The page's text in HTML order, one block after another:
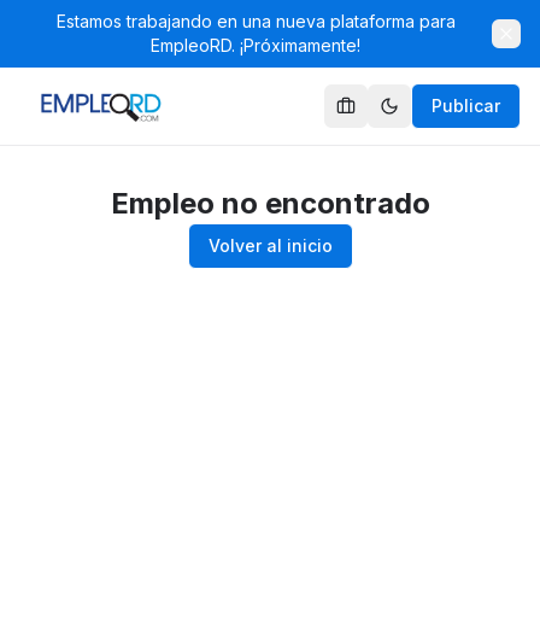
Estamos trabajando en una nueva plataforma para
EmpleoRD. ¡Próximamente!
Publicar
Empleo no encontrado
Volver al inicio